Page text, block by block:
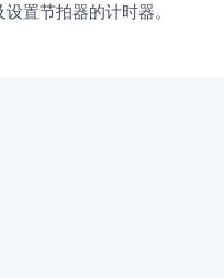
置节拍器的计时器。